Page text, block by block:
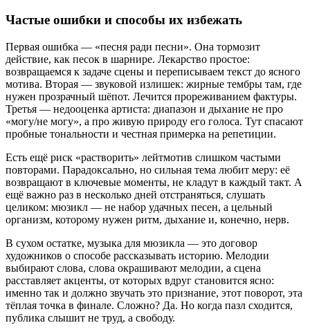
Частые ошибки и способы их избежать
Первая ошибка — «песня ради песни». Она тормозит
действие, как песок в шарнире. Лекарство простое:
возвращаемся к задаче сцены и переписываем текст до ясного
мотива. Вторая — звуковой излишек: жирные тембры там, где
нужен прозрачный шёпот. Лечится прореживанием фактуры.
Третья — недооценка артиста: диапазон и дыхание не про
«могу/не могу», а про живую природу его голоса. Тут спасают
пробные тональности и честная примерка на репетиции.
Есть ещё риск «растворить» лейтмотив слишком частыми
повторами. Парадоксально, но сильная тема любит меру: её
возвращают в ключевые моменты, не кладут в каждый такт. А
ещё важно раз в несколько дней отстраняться, слушать
целиком: мюзикл — не набор удачных песен, а цельный
организм, которому нужен ритм, дыхание и, конечно, нерв.
В сухом остатке, музыка для мюзикла — это договор
художников о способе рассказывать историю. Мелодии
выбирают слова, слова окрашивают мелодии, а сцена
расставляет акценты, от которых вдруг становится ясно:
именно так и должно звучать это признание, этот поворот, эта
тёплая точка в финале. Сложно? Да. Но когда пазл сходится,
публика слышит не труд, а свободу.